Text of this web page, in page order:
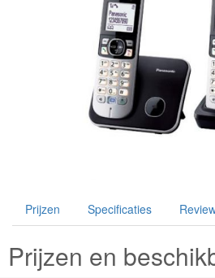
Prijzen Specificaties
Prijzen en